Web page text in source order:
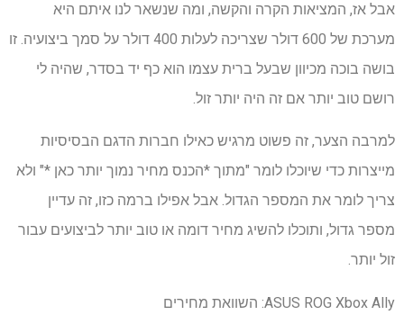
אבל אז, המציאות הקרה והקשה, ומה שנשאר לנו איתם היא
מערכת של 600 דולר שצריכה לעלות 400 דולר על סמך ביצועיה. זו
בושה בוכה מכיוון שבעל ברית עצמו הוא כף יד בסדר, שהיה לי
רושם טוב יותר אם זה היה יותר זול.
למרבה הצער, זה פשוט מרגיש כאילו חברות הדגם הבסיסיות
מייצרות כדי שיוכלו לומר "מתוך *הכנס מחיר נמוך יותר כאן *" ולא
צריך לומר את המספר הגדול. אבל אפילו ברמה כזו, זה עדיין
מספר גדול, ותוכלו להשיג מחיר דומה או טוב יותר לביצועים עבור
זול יותר.
ASUS ROG Xbox Ally: השוואת מחירים